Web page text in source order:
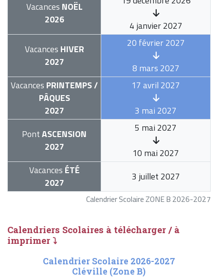
Calendrier Scolaire ZONE B 2026-2027
Vacances NOËL
2026
4 janvier 2027
Vacances HIVER
2027
20 février 2027
8 mars 2027
Vacances PRINTEMPS /
PÂQUES
2027
17 avril 2027
3 mai 2027
PontASCENSION
2027
5 mai 2027
10 mai 2027
Vacances ÉTÉ
2027
3 juillet 2027
Calendriers Scolaires à télécharger / à
imprimer ⤵
Calendrier Scolaire 2026-2027
Cléville (Zone B)